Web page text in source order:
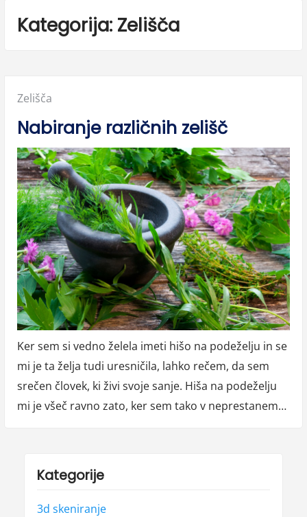
Kategorija: Zelišča
Posted
in:
Zelišča
Nabiranje različnih zelišč
Ker sem si vedno želela imeti hišo na podeželju in se
mi je ta želja tudi uresničila, lahko rečem, da sem
srečen človek, ki živi svoje sanje. Hiša na podeželju
mi je všeč ravno zato, ker sem tako v neprestanem…
Kategorije
3d skeniranje